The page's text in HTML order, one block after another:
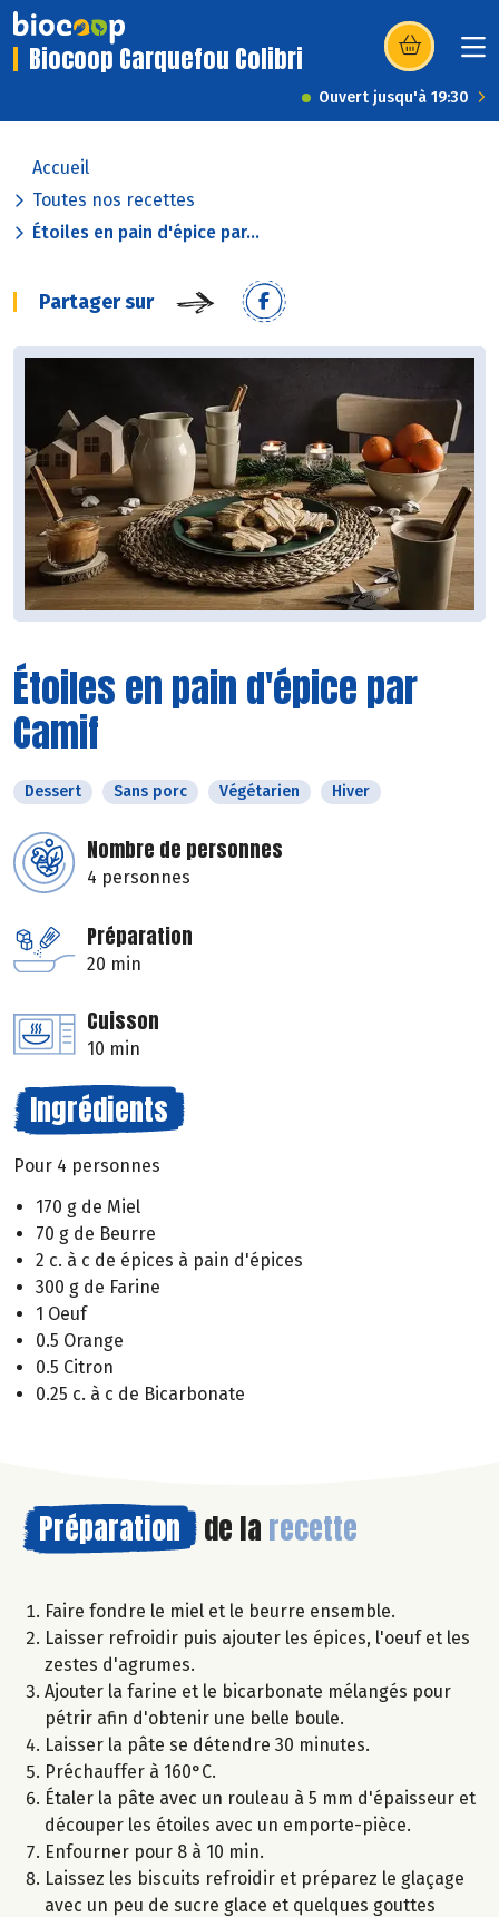
Biocoop Carquefou Colibri (s’ouvre dans
Ouvert jusqu'à 19:30
Accueil
Toutes nos recettes
Étoiles en pain d'épice par...
Partager sur
Étoiles en pain d'épice par
Camif
Dessert Sans porc Végétarien Hiver
Nombre de personnes
4 personnes
Préparation
20 min
Cuisson
10 min
Ingrédients
Pour 4 personnes
170 g de Miel
70 g de Beurre
2 c. à c de épices à pain d'épices
300 g de Farine
1 Oeuf
0.5 Orange
0.5 Citron
0.25 c. à c de Bicarbonate
Préparation de la recette
Faire fondre le miel et le beurre ensemble.
Laisser refroidir puis ajouter les épices, l'oeuf et les
zestes d'agrumes.
Ajouter la farine et le bicarbonate mélangés pour
pétrir afin d'obtenir une belle boule.
Laisser la pâte se détendre 30 minutes.
Préchauffer à 160°C.
Étaler la pâte avec un rouleau à 5 mm d'épaisseur et
découper les étoiles avec un emporte-pièce.
Enfourner pour 8 à 10 min.
Laissez les biscuits refroidir et préparez le glaçage
avec un peu de sucre glace et quelques gouttes